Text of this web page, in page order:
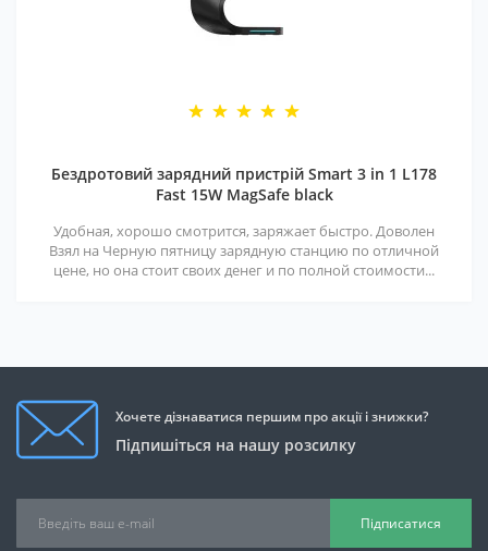
Бездротовий зарядний пристрій Smart 3 in 1 L178
Fast 15W MagSafe black
Удобная, хорошо смотрится, заряжает быстро. Доволен
Взял на Черную пятницу зарядную станцию по отличной
цене, но она стоит своих денег и по полной стоимости...
Хочете дізнаватися першим про акції і знижки?
Підпишіться на нашу розсилку
Підписатися